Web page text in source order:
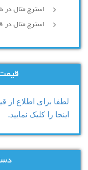
استرچ متال در
استرچ متال در
لطفا برای اطلاع از
اینجا را کلیک نمایید.